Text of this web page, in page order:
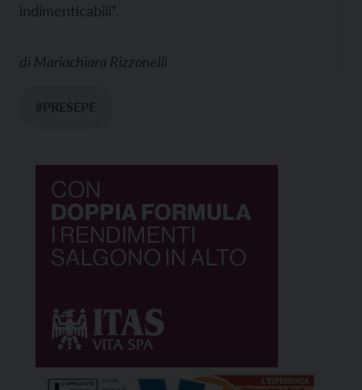
indimenticabili”.
di Mariachiara Rizzonelli
#PRESEPE